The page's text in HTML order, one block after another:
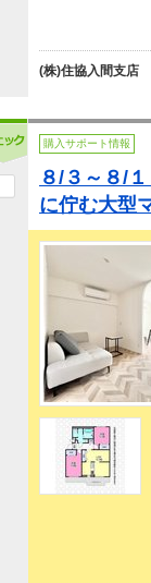
(株)住協入間支店
購入サポート情報
８/３～８/
に佇む大型